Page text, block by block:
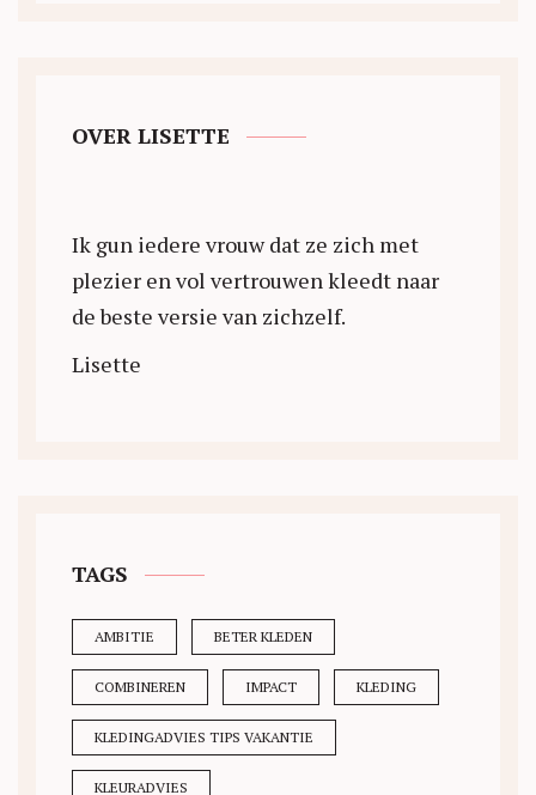
OVER LISETTE
Ik gun iedere vrouw dat ze zich met
plezier en vol vertrouwen kleedt naar
de beste versie van zichzelf.
Lisette
TAGS
AMBITIE BETER KLEDEN
COMBINEREN IMPACT KLEDING
KLEDINGADVIES TIPS VAKANTIE
KLEURADVIES